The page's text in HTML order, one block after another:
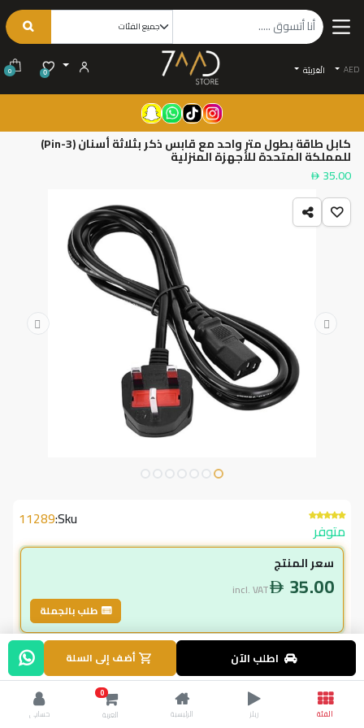
AED الْعَرَبيّة 0
0
كابل طاقة بطول متر واحد مع قابس ذكر بثلاثة أسنان (3-Pin)
للمملكة المتحدة للأجهزة المنزلية
35.00
متوفر
Sku:
11289
سعر المنتج
35.00
incl. VAT
طلب بالجملة
لاعضاء ال vip
35.00
incl. VAT
35.00 وفر0.00
اطلب الآن أضف إلى السلة
الفئة ريلز الرئيسية
0
العربة
حسابي